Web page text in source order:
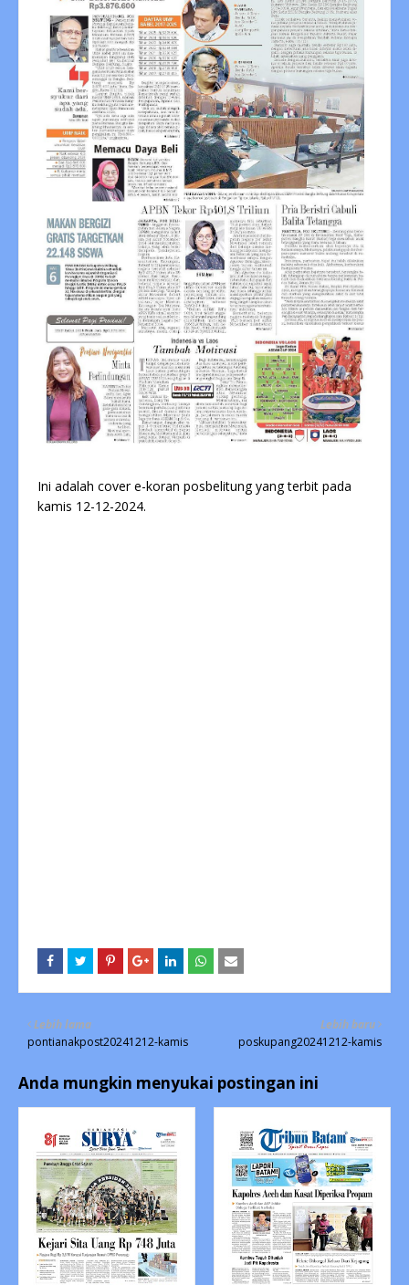
Ini adalah cover e-koran posbelitung yang terbit pada
kamis 12-12-2024.
Lebih baru
poskupang20241212-kamis
Lebih lama
pontianakpost20241212-kamis
Anda mungkin menyukai postingan ini